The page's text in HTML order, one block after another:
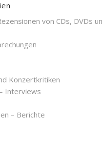
von CDs, DVDs
Konzertkritiken
Interviews
– Berichte